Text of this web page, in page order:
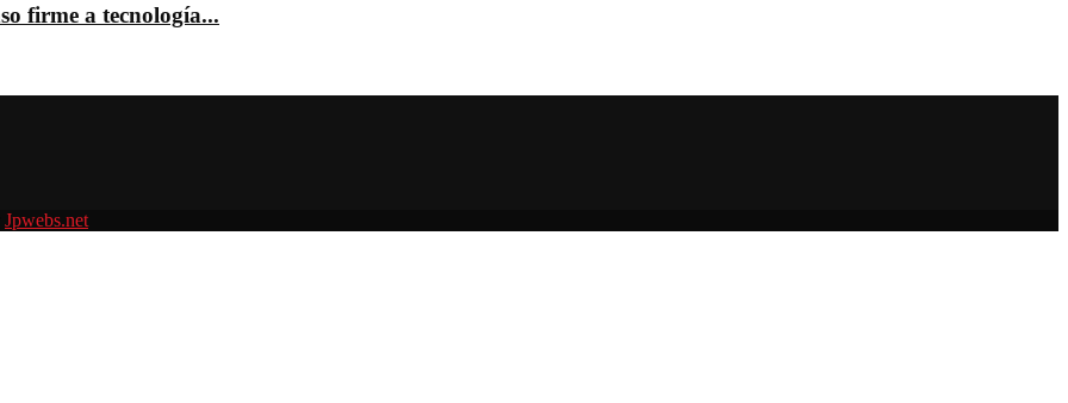
firme a tecnología...
Jpwebs.net